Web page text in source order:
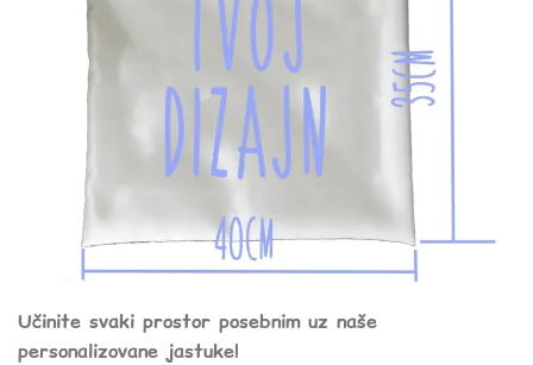
Učinite svaki prostor posebnim uz naše
personalizovane jastuke!